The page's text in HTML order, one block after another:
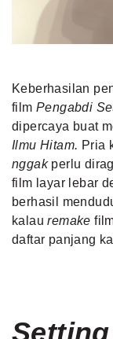
Keberhasilan
film Pengabdi
dipercaya buat
Ilmu Hitam. Pria
nggak perlu
film layar lebar
berhasil
kalauremake
daftar panjang
Setting